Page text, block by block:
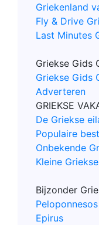
Griekenland
Fly & Drive
Last Minutes
Griekse Gids
Griekse Gids
Adverteren
GRIEKSE
De Griekse
Populaire
Onbekende
Kleine
Bijzonder
Peloponnesos
Epirus